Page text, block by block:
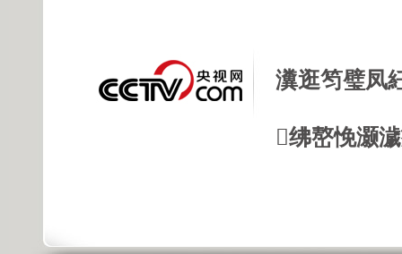
瀵逛笉璧凤
绋嶅悗灏